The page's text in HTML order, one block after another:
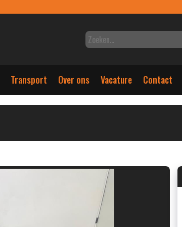
Transport Over ons Vacature Contact